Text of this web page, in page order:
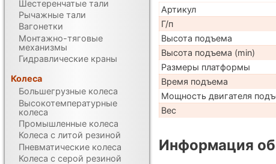
Артикул
Г/п
Высота подъема
Высота подъема (min)
Размеры платформы
Время подъема
Мощность двигателя
Вес
Информация об
Шестеренчатые тали
Рычажные тали
Вагонетки
Монтажно-тяговые
механизмы
Гидравлические краны
Колеса
Большегрузные колеса
Высокотемпературные
колеса
Промышленные колеса
Колеса с литой резиной
Пневматические колеса
Колеса с серой резиной